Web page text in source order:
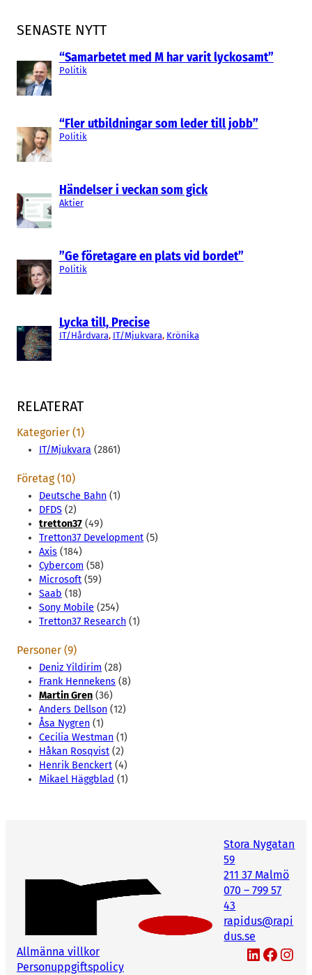
SENASTE NYTT
“Samarbetet med M har varit lyckosamt”
Politik
“Fler utbildningar som leder till jobb”
Politik
Händelser i veckan som gick
Aktier
”Ge företagare en plats vid bordet”
Politik
Lycka till, Precise
IT/Hårdvara, IT/Mjukvara, Krönika
RELATERAT
Kategorier (1)
IT/Mjukvara (2861)
Företag (10)
Deutsche Bahn (1)
DFDS (2)
tretton37 (49)
Tretton37 Development (5)
Axis (184)
Cybercom (58)
Microsoft (59)
Saab (18)
Sony Mobile (254)
Tretton37 Research (1)
Personer (9)
Deniz Yildirim (28)
Frank Hennekens (8)
Martin Gren (36)
Anders Dellson (12)
Åsa Nygren (1)
Cecilia Westman (1)
Håkan Rosqvist (2)
Henrik Benckert (4)
Mikael Häggblad (1)
Stora Nygatan
59
211 37 Malmö
070 – 799 57
43
rapidus@rapi
dus.se
Allmänna villkor
Personuppgiftspolicy
LinkedIn Facebook Instagram